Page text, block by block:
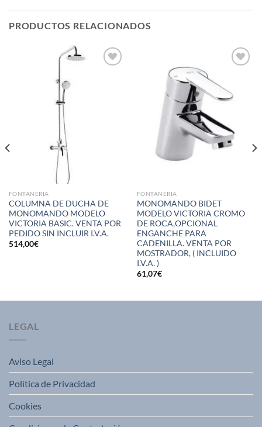
PRODUCTOS RELACIONADOS
FONTANERIA
COLUMNA DE DUCHA DE
MONOMANDO MODELO
VICTORIA BASIC. VENTA POR
PEDIDO SIN INCLUIR I.V.A.
514,00€
lista de
deseos
FONTANERIA
MONOMANDO BIDET
MODELO VICTORIA CROMO
DE ROCA,OPCIONAL
ENGANCHE PARA
CADENILLA. VENTA POR
MOSTRADOR, ( INCLUIDO
I.V.A. )
61,07€
LEGAL
Aviso Legal
Política de Privacidad
Cookies